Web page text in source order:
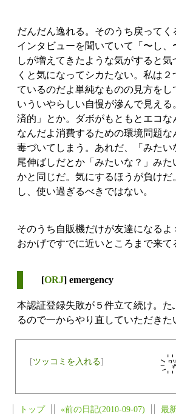
だんだん逸れる。そのうち戻ってく
インタビューを聞いていて「〜し、
しが増えてきたような気がすると
くと気になってシカたない。私は
ているのだよ単純なものの見方をし
いういやらしい自慢が滲んで見える
済的」とか。ダボがもともとエコな
なんだよ消費するための環境問題な
毒づいてしまう。あれだ、「みたい
尾伸ばしだとか「みたいな？」みた
かと同じだ。気にするほうが負けだ
し、使い過ぎるべきではない。
そのうち自販機だけが友達になるよ
おかげですでに近いところまで来て
[ORJ] emergency
本認証登録失敗が５件立て続け。た
るので一からやり直していただきた
[ツッコミを入れる]
トップ «前の日記(2010-09-07) 最